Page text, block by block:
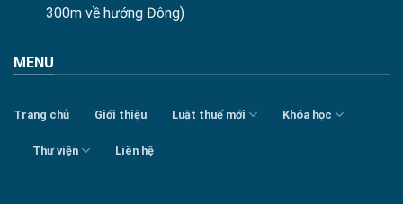
300m về hướng Đông)
MENU
Trang chủ Giới thiệu Luật thuế mới Khóa học
Thư viện Liên hệ